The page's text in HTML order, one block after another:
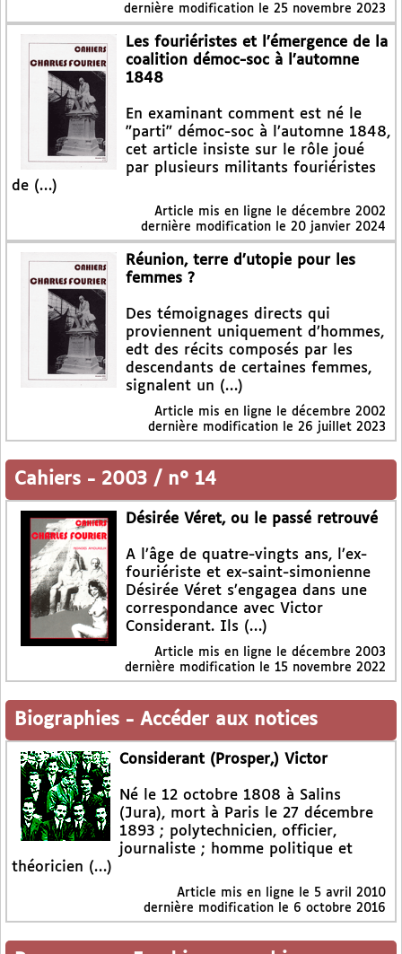
dernière modification le 25 novembre 2023
Les fouriéristes et l’émergence de la
coalition démoc-soc à l’automne
1848
En examinant comment est né le
"parti" démoc-soc à l’automne 1848,
cet article insiste sur le rôle joué
par plusieurs militants fouriéristes
de (…)
Article mis en ligne le décembre 2002
dernière modification le 20 janvier 2024
Réunion, terre d’utopie pour les
femmes ?
Des témoignages directs qui
proviennent uniquement d’hommes,
edt des récits composés par les
descendants de certaines femmes,
signalent un (…)
Article mis en ligne le décembre 2002
dernière modification le 26 juillet 2023
Cahiers - 2003 / n° 14
Désirée Véret, ou le passé retrouvé
A l’âge de quatre-vingts ans, l’ex-
fouriériste et ex-saint-simonienne
Désirée Véret s’engagea dans une
correspondance avec Victor
Considerant. Ils (…)
Article mis en ligne le décembre 2003
dernière modification le 15 novembre 2022
Biographies - Accéder aux notices
Considerant (Prosper,) Victor
Né le 12 octobre 1808 à Salins
(Jura), mort à Paris le 27 décembre
1893 ; polytechnicien, officier,
journaliste ; homme politique et
théoricien (…)
Article mis en ligne le 5 avril 2010
dernière modification le 6 octobre 2016